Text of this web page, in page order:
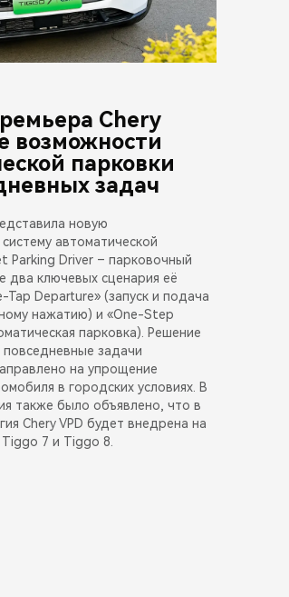
Chery
возможности
парковки
задач
новую
автоматической
Parking Driver – парковочный
два ключевых сценария её
Tap Departure» (запуск и подача
нажатию) и «One-Step
парковка). Решение
задачи
на упрощение
в городских условиях. В
также было объявлено, что в
Chery VPD будет внедрена на
7 и Tiggo 8.